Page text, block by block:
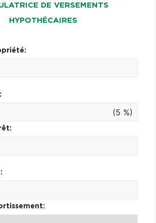
DE VERSEMENTS
HYPOTHÉCAIRES
(5 %)